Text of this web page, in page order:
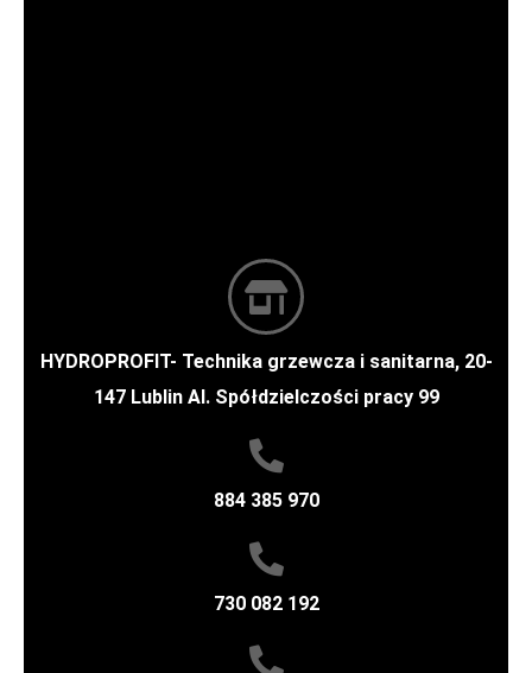
HYDROPROFIT- Technika grzewcza i sanitarna, 20-
147 Lublin Al. Spółdzielczości pracy 99
884 385 970
730 082 192